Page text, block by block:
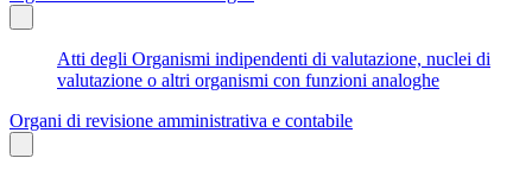
Atti degli Organismi indipendenti di valutazione, nuclei di
valutazione o altri organismi con funzioni analoghe
Organi di revisione amministrativa e contabile